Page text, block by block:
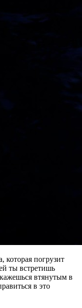
которая погрузит
ты встретишь
втянутым в
в это